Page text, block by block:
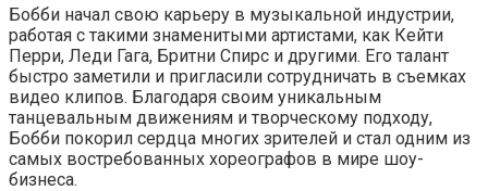
Бобби начал свою карьеру в музыкальной индустрии,
работая с такими знаменитыми артистами, как Кейти
Перри, Леди Гага, Бритни Спирс и другими. Его талант
быстро заметили и пригласили сотрудничать в съемках
видео клипов. Благодаря своим уникальным
танцевальным движениям и творческому подходу,
Бобби покорил сердца многих зрителей и стал одним из
самых востребованных хореографов в мире шоу-
бизнеса.